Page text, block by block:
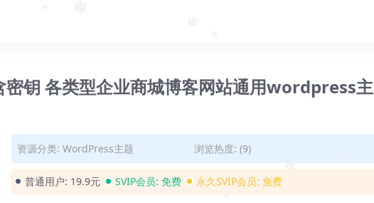
❅
钥 各类型企业商城博客网站通用wordpress主
资源分类: WordPress主题 浏览热度: (9)
普通用户: 19.9元 SVIP会员: 免费 永久SVIP会员: 免费